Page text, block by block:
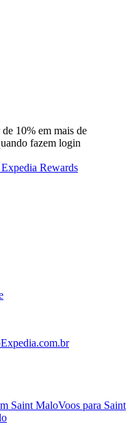
10% em mais de
fazem login
Rewards
Expedia.com.br
Saint MaloVoos para Saint